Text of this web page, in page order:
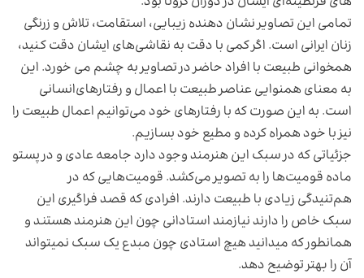
تمامی این تصاویر نشان دهنده زیبایی، استقامت، تلاش و زرنگی
زنان ایرانی است. اگر کمی با دقت به نقاشی‌های ایشان دقت کنید،
همخوانی طبیعت با افراد حاضر در تصاویر به چشم می خورد. این
به معنای همنوایی عناصر طبیعت با اعمال و رفتارهای‌انسانی
است. به این صورت که با رفتارهای خود می‌توانیم اعمال طبیعت را
نیز با خود همراه کرده و مطیع خود بسازیم.
جزئیاتی که در سبک این هنرمند وجود دارد جامعه عادی و در پستو
ماده قومیت‌ها را به تصویر می‌کشد. قومیت‌هایی که در
هم‌تنیدگی زیادی با طبیعت دارند. افرادی که قصد فراگیری این
سبک خاص را دارند نیازمند استادانی چون این هنرمند هستند و
همانطور که میدانید هیچ استادی چون مبدع یک سبک نمیتواند
آن را بهتر توضیح دهد.